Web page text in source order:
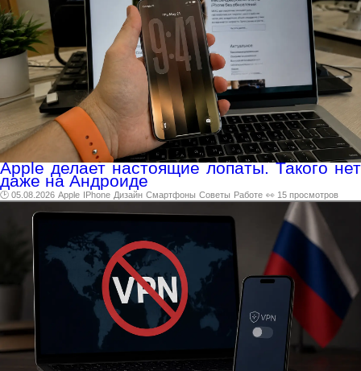
Apple делает настоящие лопаты. Такого нет
даже на Андроиде
🕑 05.08.2026 Apple IPhone Дизайн Смартфоны Советы Работе 👀 15 просмотров